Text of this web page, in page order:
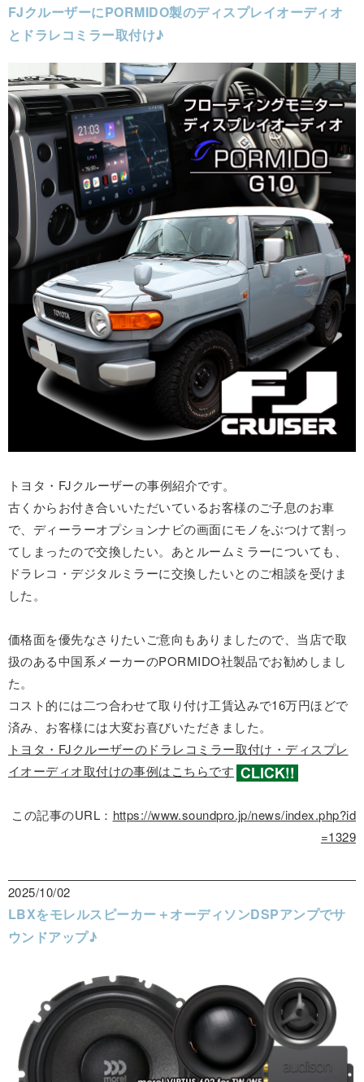
FJクルーザーにPORMIDO製のディスプレイオーディオ
とドラレコミラー取付け♪
トヨタ・FJクルーザーの事例紹介です。
古くからお付き合いいただいているお客様のご子息のお車
で、ディーラーオプションナビの画面にモノをぶつけて割っ
てしまったので交換したい。あとルームミラーについても、
ドラレコ・デジタルミラーに交換したいとのご相談を受けま
した。
価格面を優先なさりたいご意向もありましたので、当店で取
扱のある中国系メーカーのPORMIDO社製品でお勧めしまし
た。
コスト的には二つ合わせて取り付け工賃込みで16万円ほどで
済み、お客様には大変お喜びいただきました。
トヨタ・FJクルーザーのドラレコミラー取付け・ディスプレ
イオーディオ取付けの事例はこちらです
この記事のURL： https://www.soundpro.jp/news/index.php?id
=1329
2025/10/02
LBXをモレルスピーカー＋オーディソンDSPアンプでサ
ウンドアップ♪